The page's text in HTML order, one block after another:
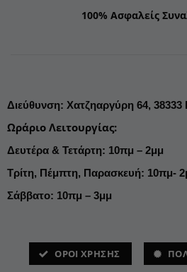
100% Ασφαλείς
Διεύθυνση: Χατζηαργύρη 64, 38333
Ωράριο Λειτουργίας:
Δευτέρα & Τετάρτη: 10πμ – 2μμ
Τρίτη, Πέμπτη, Παρασκευή: 10πμ-
Σάββατο: 10πμ – 3μμ
ΌΡΟΙ ΧΡΗΣΗΣ